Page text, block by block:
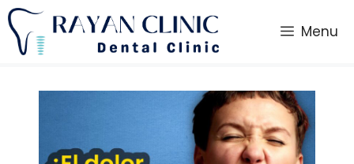
Saltar
al
contenido
Menu